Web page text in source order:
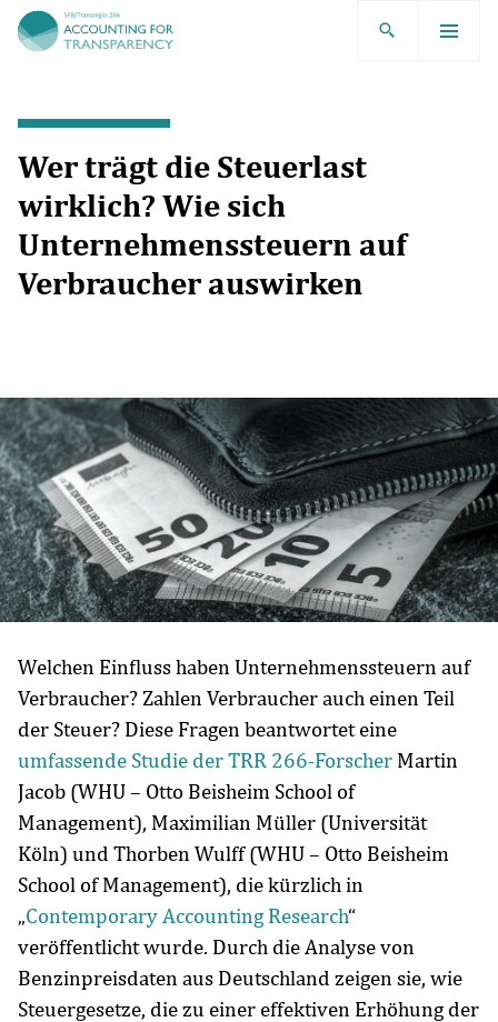
TRR266
Wer trägt die Steuerlast
wirklich? Wie sich
Unternehmenssteuern auf
Verbraucher auswirken
Welchen Einfluss haben Unternehmenssteuern auf
Verbraucher? Zahlen Verbraucher auch einen Teil
der Steuer? Diese Fragen beantwortet eine
umfassende Studie der TRR 266-Forscher Martin
Jacob (WHU – Otto Beisheim School of
Management), Maximilian Müller (Universität
Köln) und Thorben Wulff (WHU – Otto Beisheim
School of Management), die kürzlich in
„Contemporary Accounting Research“
veröffentlicht wurde. Durch die Analyse von
Benzinpreisdaten aus Deutschland zeigen sie, wie
Steuergesetze, die zu einer effektiven Erhöhung der